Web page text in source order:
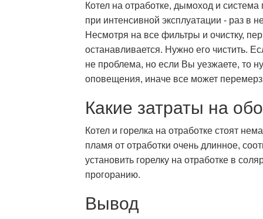
Котел на отработке, дымоход и
при интенсивной эксплуатации - раз в
Несмотря на все фильтры и очистку,
останавливается. Нужно его чистить.
не проблема, но если Вы уезжаете, то
оповещения, иначе все может
Какие затраты на
Котел и горелка на отработке стоят
пламя от отработки очень длинное,
установить горелку на отработке в
прогоранию.
Вывод